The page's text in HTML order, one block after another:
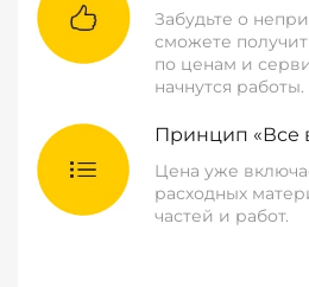
Забудьте о
сможете
по ценам и
начнутся работы.
Принцип «Все
Цена уже
расходных
частей и работ.